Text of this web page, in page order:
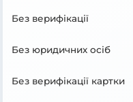
Без верифікації
Без юридичних осіб
Без верифікації картки